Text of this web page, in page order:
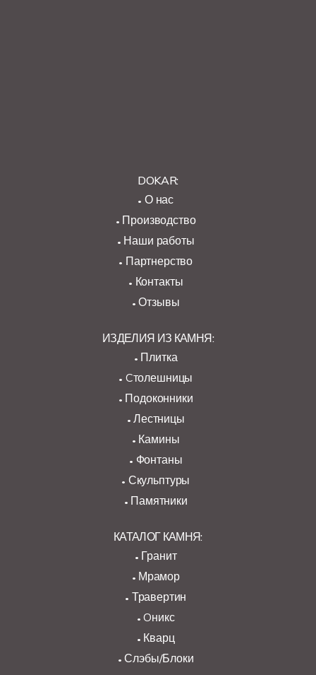
DOKAR:
О нас
Производство
Наши работы
Партнерство
Контакты
Отзывы
ИЗДЕЛИЯ ИЗ КАМНЯ:
Плитка
Cтолешницы
Подоконники
Лестницы
Камины
Фонтаны
Скульптуры
Памятники
КАТАЛОГ КАМНЯ:
Гранит
Мрамор
Травертин
Oникс
Кварц
Слэбы/Блоки